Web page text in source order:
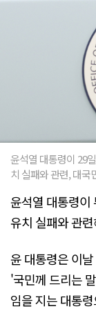
윤석열 대통령이 29
치 실패와 관련, 대국
윤석열 대통령이
유치 실패와 관
윤 대통령은 이
'국민께 드리는
임을 지는 대통